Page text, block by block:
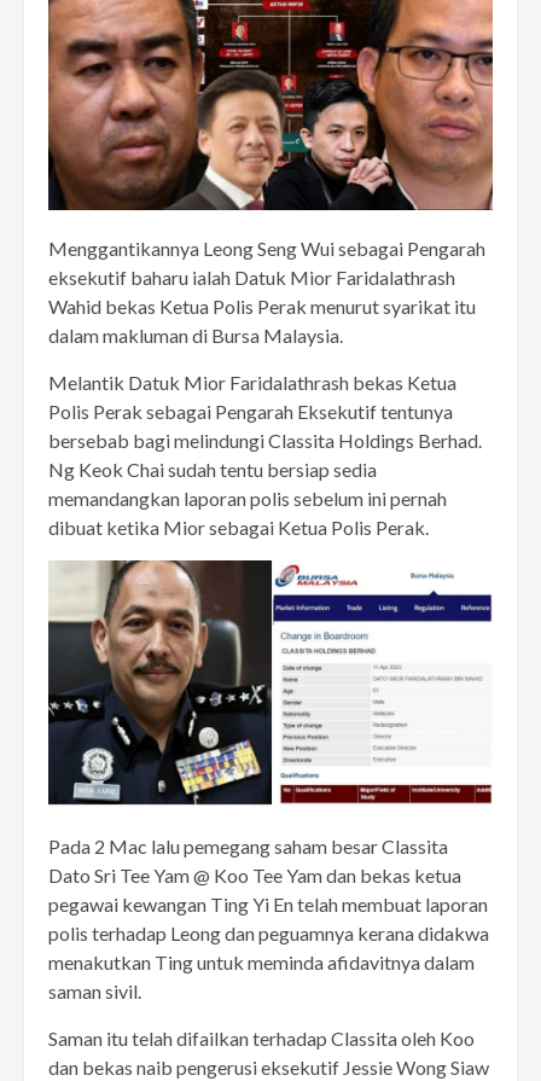
Menggantikannya Leong Seng Wui sebagai Pengarah
eksekutif baharu ialah Datuk Mior Faridalathrash
Wahid bekas Ketua Polis Perak menurut syarikat itu
dalam makluman di Bursa Malaysia.
Melantik Datuk Mior Faridalathrash bekas Ketua
Polis Perak sebagai Pengarah Eksekutif tentunya
bersebab bagi melindungi Classita Holdings Berhad.
Ng Keok Chai sudah tentu bersiap sedia
memandangkan laporan polis sebelum ini pernah
dibuat ketika Mior sebagai Ketua Polis Perak.
Pada 2 Mac lalu pemegang saham besar Classita
Dato Sri Tee Yam @ Koo Tee Yam dan bekas ketua
pegawai kewangan Ting Yi En telah membuat laporan
polis terhadap Leong dan peguamnya kerana didakwa
menakutkan Ting untuk meminda afidavitnya dalam
saman sivil.
Saman itu telah difailkan terhadap Classita oleh Koo
dan bekas naib pengerusi eksekutif Jessie Wong Siaw